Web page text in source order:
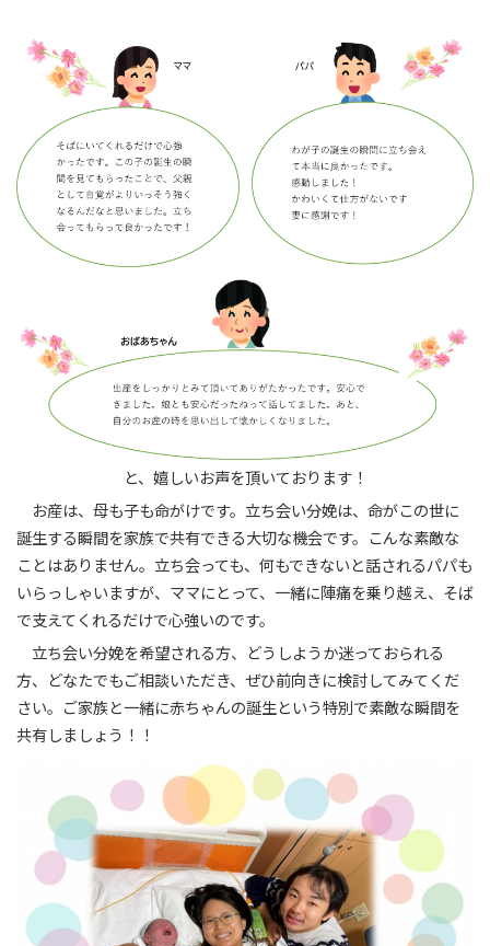
と、嬉しいお声を頂いております！
お産は、母も子も命がけです。立ち会い分娩は、命がこの世に
誕生する瞬間を家族で共有できる大切な機会です。こんな素敵な
ことはありません。立ち会っても、何もできないと話されるパパも
いらっしゃいますが、ママにとって、一緒に陣痛を乗り越え、そば
で支えてくれるだけで心強いのです。
立ち会い分娩を希望される方、どうしようか迷っておられる
方、どなたでもご相談いただき、ぜひ前向きに検討してみてくだ
さい。ご家族と一緒に赤ちゃんの誕生という特別で素敵な瞬間を
共有しましょう！！